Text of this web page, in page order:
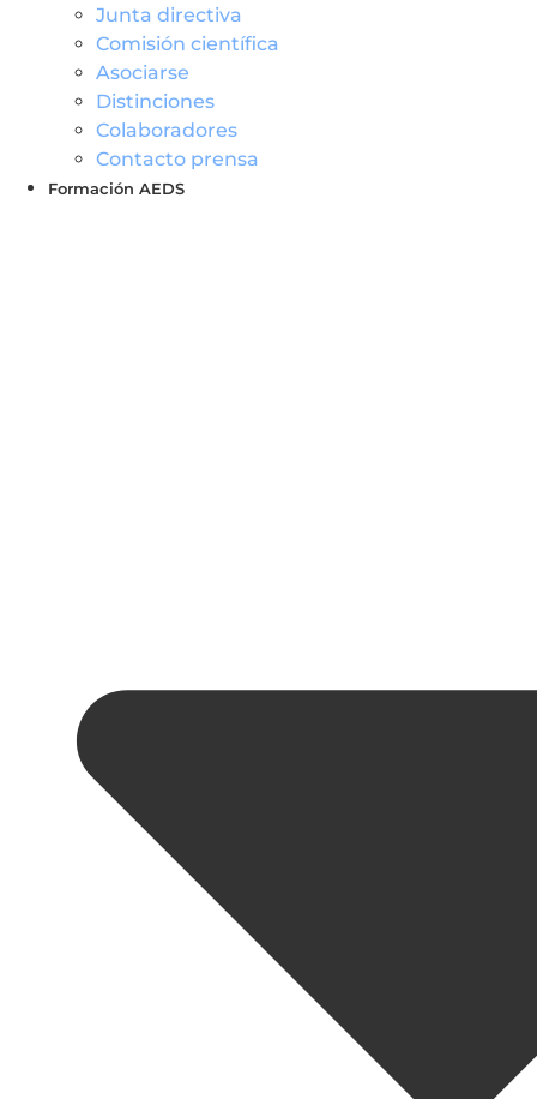
Junta directiva
Comisión científica
Asociarse
Distinciones
Colaboradores
Contacto prensa
Formación AEDS